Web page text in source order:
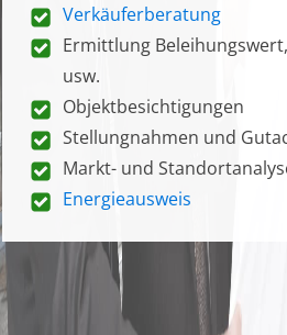
Verkäuferberatung
Ermittlung
usw.
Objektbesichtigungen
Stellungnahmen und
Markt- und
Energieausweis